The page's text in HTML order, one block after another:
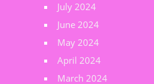
July 2024
June 2024
May 2024
April 2024
March 2024